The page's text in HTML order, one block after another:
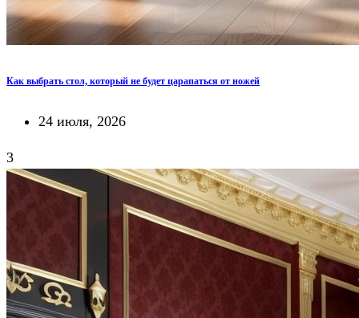
Как выбрать стол, который не будет царапаться от ножей
24 июля, 2026
3